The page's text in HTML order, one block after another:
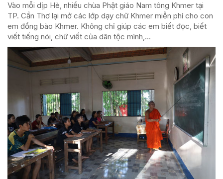
Vào mỗi dịp Hè, nhiều chùa Phật giáo Nam tông Khmer tại
TP. Cần Thơ lại mở các lớp dạy chữ Khmer miễn phí cho con
em đồng bào Khmer. Không chỉ giúp các em biết đọc, biết
viết tiếng nói, chữ viết của dân tộc mình,...